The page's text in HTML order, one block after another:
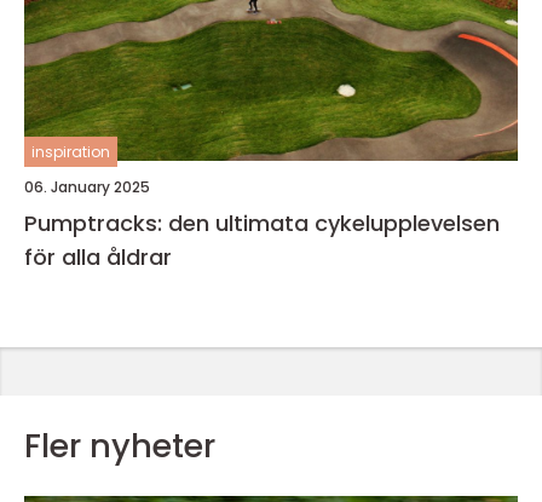
inspiration
06. January 2025
Pumptracks: den ultimata cykelupplevelsen
för alla åldrar
Fler nyheter